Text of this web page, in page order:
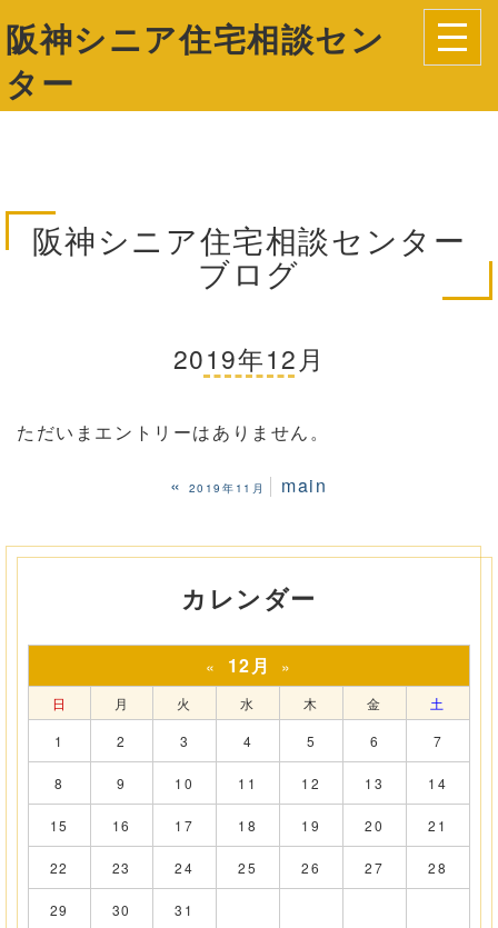
阪神シニア住宅相談セン
ター
阪神シニア住宅相談センター
ブログ
2019年12月
ただいまエントリーはありません。
« 2019年11月 main
カレンダー
« 12月 »
日 月 火 水 木 金
土
1
2 3 4 5 6 7
8 9 10 11 12 13 14
15 16 17 18 19 20 21
22 23 24 25 26 27 28
29 30 31